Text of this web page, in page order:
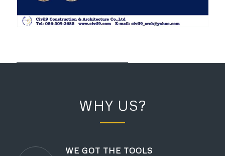
WHY US?
WE GOT THE TOOLS